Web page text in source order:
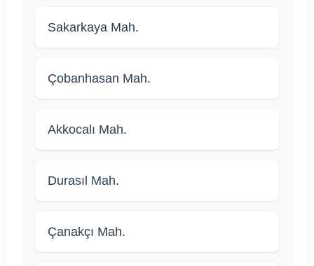
Sakarkaya Mah.
Çobanhasan Mah.
Akkocalı Mah.
Durasıl Mah.
Çanakçı Mah.